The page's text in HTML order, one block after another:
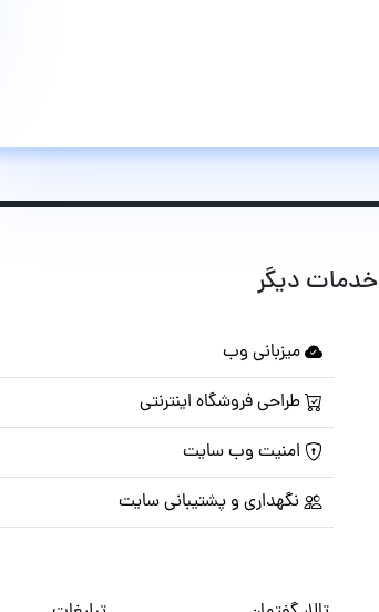
خدمات دیگر
میزبانی وب
طراحی فروشگاه اینترنتی
امنیت وب سایت
نگهداری و پشتیبانی سایت